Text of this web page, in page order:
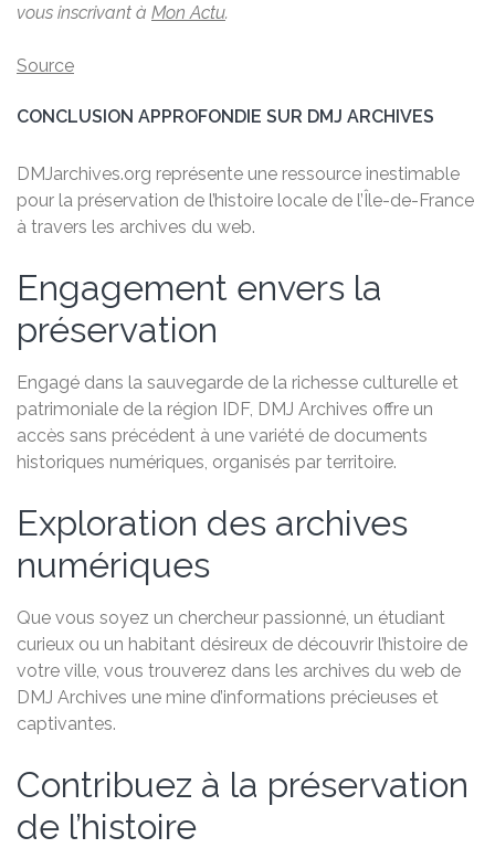
vous inscrivant à Mon Actu.
Source
CONCLUSION APPROFONDIE SUR DMJ ARCHIVES
DMJarchives.org représente une ressource inestimable
pour la préservation de l’histoire locale de l’Île-de-France
à travers les archives du web.
Engagement envers la
préservation
Engagé dans la sauvegarde de la richesse culturelle et
patrimoniale de la région IDF, DMJ Archives offre un
accès sans précédent à une variété de documents
historiques numériques, organisés par territoire.
Exploration des archives
numériques
Que vous soyez un chercheur passionné, un étudiant
curieux ou un habitant désireux de découvrir l’histoire de
votre ville, vous trouverez dans les archives du web de
DMJ Archives une mine d’informations précieuses et
captivantes.
Contribuez à la préservation
de l’histoire